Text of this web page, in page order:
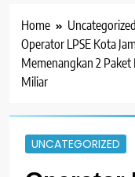
Home
Uncategorized
Operator LPSE Kota
Memenangkan 2 Paket
Miliar
UNCATEGORIZED